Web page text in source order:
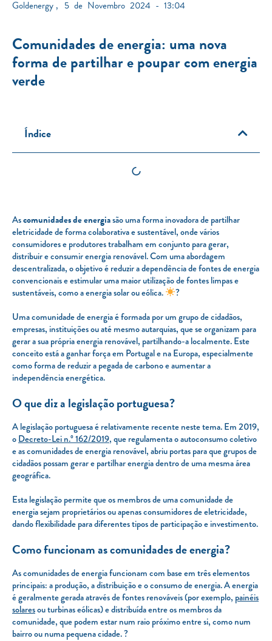
Goldenergy 5 de Novembro 2024 - 13:04
Comunidades de energia: uma nova
forma de partilhar e poupar com energia
verde
Índice
Ascomunidades de energiasão uma forma inovadora de partilhar
eletricidade de forma colaborativa e sustentável, onde vários
consumidores e produtores trabalham em conjunto para gerar,
distribuir e consumir energia renovável. Com uma abordagem
descentralizada, o objetivo é reduzir a dependência de fontes de energia
convencionais e estimular uma maior utilização de fontes limpas e
sustentáveis, como a energia solar ou eólica.
?
Uma comunidade de energia é formada por um grupo de cidadãos,
empresas, instituições ou até mesmo autarquias, que se organizam para
gerar a sua própria energia renovável, partilhando-a localmente. Este
conceito está a ganhar força em Portugal e na Europa, especialmente
como forma de reduzir a pegada de carbono e aumentar a
independência energética.
O que diz a legislação portuguesa?
A legislação portuguesa é relativamente recente neste tema. Em 2019,
oDecreto-Lei n.º 162/2019, que regulamenta o autoconsumo coletivo
e as comunidades de energia renovável, abriu portas para que grupos de
cidadãos possam gerar e partilhar energia dentro de uma mesma área
geográfica.
Esta legislação permite que os membros de uma comunidade de
energia sejam proprietários ou apenas consumidores de eletricidade,
dando flexibilidade para diferentes tipos de participação e investimento.
Como funcionam as comunidades de energia?
As comunidades de energia funcionam com base em três elementos
principais: a produção, a distribuição e o consumo de energia. A energia
é geralmente gerada através de fontes renováveis (por exemplo, painéis
solaresou turbinas eólicas) e distribuída entre os membros da
comunidade, que podem estar num raio próximo entre si, como num
bairro ou numa pequena cidade. ?